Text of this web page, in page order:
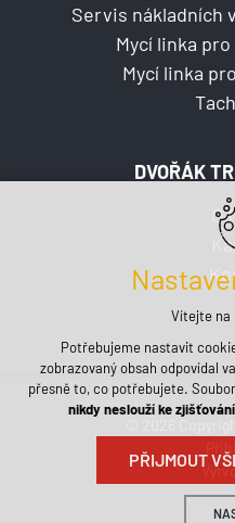
Servis nákladních
Mycí linka
Mycí linka
DVOŘÁK
O
Vítejte na
Potřebujeme nastavit
zobrazovaný obsah odpovídal
přesně to, co potřebujete.
nikdy neslouží ke
PŘIJMOUT